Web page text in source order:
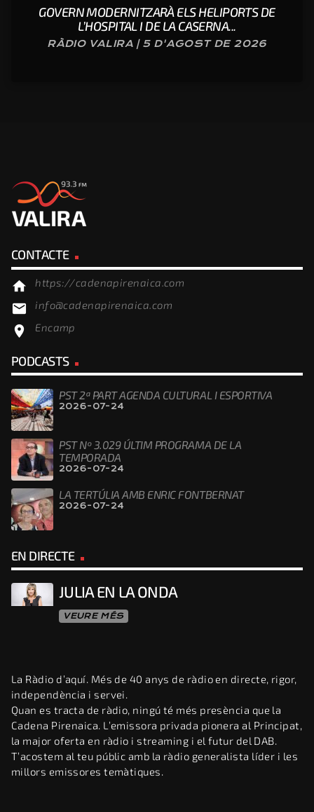
GOVERN MODERNITZARÀ ELS HELIPORTS DE
L’HOSPITAL I DE LA CASERNA...
RÀDIO VALIRA | 5 D'AGOST DE 2026
CONTACTE
home https://cadenapirenaica.com
email info@cadenapirenaica.com
location_on Encamp
PODCASTS
PST 2ª PART AGENDA CULTURAL I ESPORTIVA
2026-07-24
PST Nº 3.029 ÚLTIM PROGRAMA DE LA
TEMPORADA
2026-07-24
LA TERTÚLIA AMB ENRIC FONTBERNAT
2026-07-24
EN DIRECTE
JULIA EN LA ONDA
VEURE MÉS
La Ràdio d’aquí. Més de 40 anys de ràdio en directe, rigor,
independència i servei.
Quan es tracta de ràdio, ningú té més presència que la
Cadena Pirenaica. L’emissora privada pionera al Principat,
la major oferta en ràdio i streaming i el futur del DAB.
T’acostem al teu públic amb la ràdio generalista líder i les
millors emissores temàtiques.